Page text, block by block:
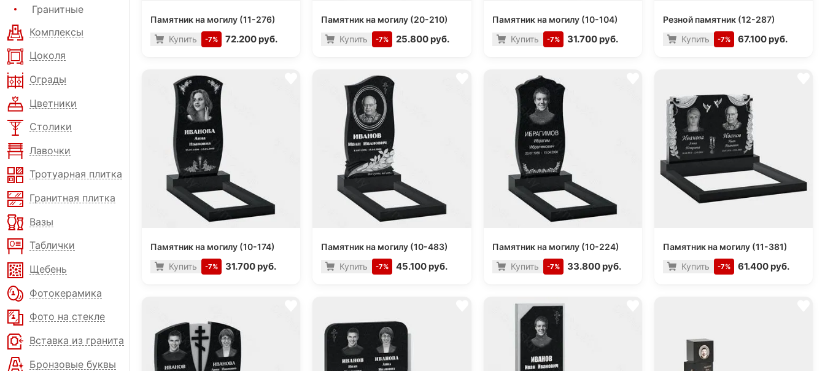
Гранитные
Комплексы
Цоколя
Ограды
Цветники
Столики
Лавочки
Тротуарная плитка
Гранитная плитка
Вазы
Таблички
Щебень
Фотокерамика
Фото на стекле
Вставка из гранита
Бронзовые буквы
Памятник на могилу (11-276)
-7% 72.200 руб.
Купить
Памятник на могилу (20-210)
-7% 25.800 руб.
Купить
Памятник на могилу (10-104)
-7% 31.700 руб.
Купить
Резной памятник (12-287)
-7% 67.100 руб.
Купить
Памятник на могилу (10-174)
-7% 31.700 руб.
Купить
Памятник на могилу (10-483)
-7% 45.100 руб.
Купить
Памятник на могилу (10-224)
-7% 33.800 руб.
Купить
Памятник на могилу (11-381)
-7% 61.400 руб.
Купить